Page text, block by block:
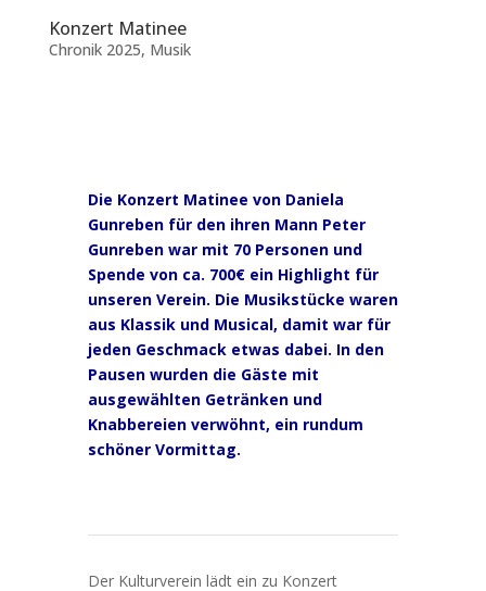
Konzert Matinee
Chronik 2025, Musik
Die Konzert Matinee von Daniela
Gunreben für den ihren Mann Peter
Gunreben war mit 70 Personen und
Spende von ca. 700€ ein Highlight für
unseren Verein. Die Musikstücke waren
aus Klassik und Musical, damit war für
jeden Geschmack etwas dabei. In den
Pausen wurden die Gäste mit
ausgewählten Getränken und
Knabbereien verwöhnt, ein rundum
schöner Vormittag.
Der Kulturverein lädt ein zu Konzert